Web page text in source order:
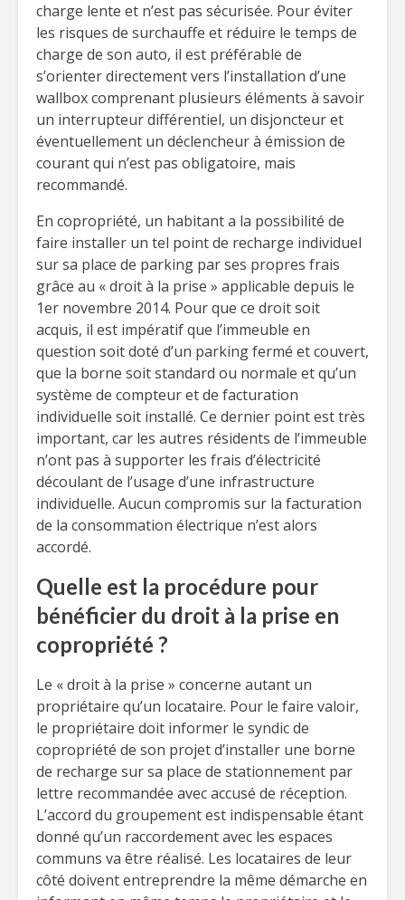
charge lente et n’est pas sécurisée. Pour éviter
les risques de surchauffe et réduire le temps de
charge de son auto, il est préférable de
s’orienter directement vers l’installation d’une
wallbox comprenant plusieurs éléments à savoir
un interrupteur différentiel, un disjoncteur et
éventuellement un déclencheur à émission de
courant qui n’est pas obligatoire, mais
recommandé.
En copropriété, un habitant a la possibilité de
faire installer un tel point de recharge individuel
sur sa place de parking par ses propres frais
grâce au « droit à la prise » applicable depuis le
1er novembre 2014. Pour que ce droit soit
acquis, il est impératif que l’immeuble en
question soit doté d’un parking fermé et couvert,
que la borne soit standard ou normale et qu’un
système de compteur et de facturation
individuelle soit installé. Ce dernier point est très
important, car les autres résidents de l’immeuble
n’ont pas à supporter les frais d’électricité
découlant de l’usage d’une infrastructure
individuelle. Aucun compromis sur la facturation
de la consommation électrique n’est alors
accordé.
Quelle est la procédure pour
bénéficier du droit à la prise en
copropriété ?
Le « droit à la prise » concerne autant un
propriétaire qu’un locataire. Pour le faire valoir,
le propriétaire doit informer le syndic de
copropriété de son projet d’installer une borne
de recharge sur sa place de stationnement par
lettre recommandée avec accusé de réception.
L’accord du groupement est indispensable étant
donné qu’un raccordement avec les espaces
communs va être réalisé. Les locataires de leur
côté doivent entreprendre la même démarche en